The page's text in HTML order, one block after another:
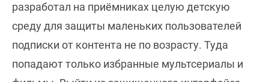
разработал на приёмниках целую детскую
среду для защиты маленьких пользователей
подписки от контента не по возрасту. Туда
попадают только избранные мультсериалы и